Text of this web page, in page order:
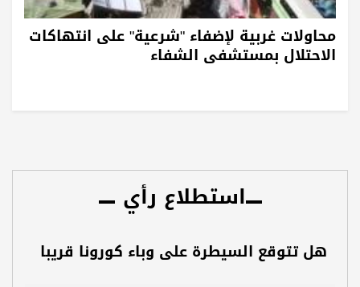
محاولات غربية لإضفاء "شرعية" على انتهاكات
الاحتلال بمستشفى الشفاء
استطلاع رأي
هل تتوقع السيطرة على وباء كورونا قريبا